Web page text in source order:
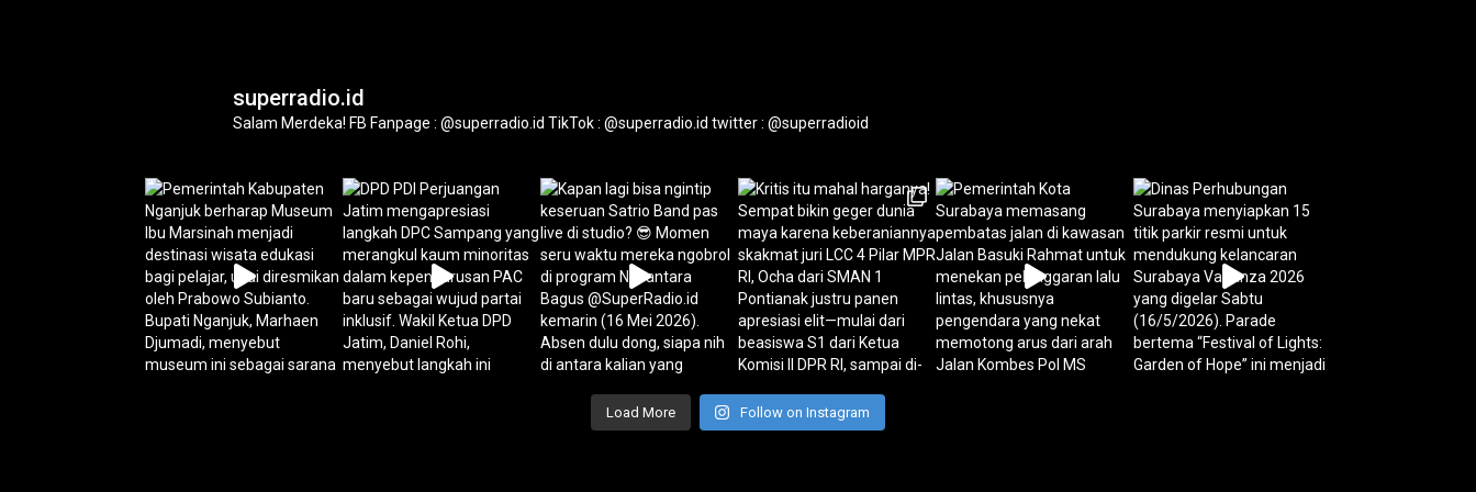
superradio.id
Salam Merdeka! FB Fanpage : @superradio.id TikTok : @superradio.id twitter : @superradioid
Load More Follow on Instagram